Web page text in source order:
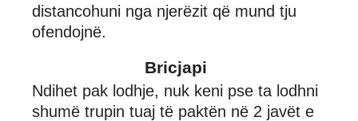
distancohuni nga njerëzit që mund tju
ofendojnë.
Bricjapi
Ndihet pak lodhje, nuk keni pse ta lodhni
shumë trupin tuaj të paktën në 2 javët e